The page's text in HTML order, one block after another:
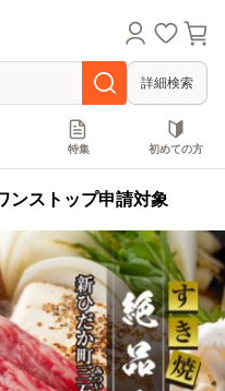
詳細検索
特集 初めての方
ンストップ申請対象